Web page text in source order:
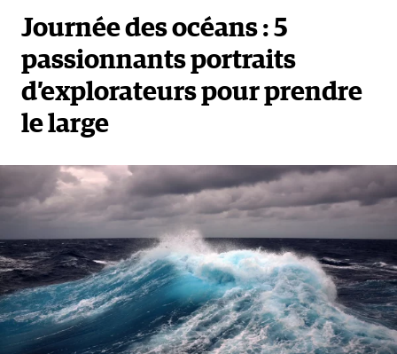
Journée des océans : 5
passionnants portraits
d’explorateurs pour prendre
le large